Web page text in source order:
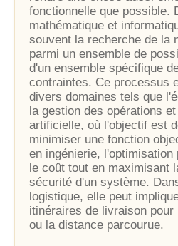
fonctionnelle que possible.
mathématique et
souvent la recherche de la
parmi un ensemble de
d'un ensemble spécifique
contraintes. Ce processus
divers domaines tels que
la gestion des opérations
artificielle, où l'objectif est
minimiser une fonction
en ingénierie,
le coût tout en maximisant
sécurité d'un système.
logistique, elle peut
itinéraires de livraison
ou la distance parcourue.